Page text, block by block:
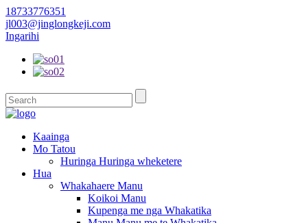
18733776351
jl003@jinglongkeji.com
Ingarihi
Kaainga
Mo Tatou
Huringa Huringa wheketere
Hua
Whakahaere Manu
Koikoi Manu
Kupenga me nga Whakatika